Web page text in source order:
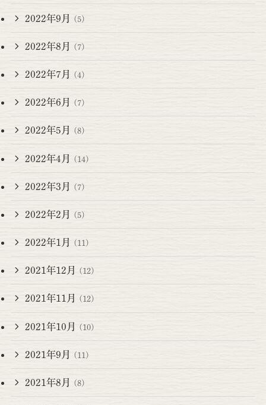
2022年9月 (5)
2022年8月 (7)
2022年7月 (4)
2022年6月 (7)
2022年5月 (8)
2022年4月 (14)
2022年3月 (7)
2022年2月 (5)
2022年1月 (11)
2021年12月 (12)
2021年11月 (12)
2021年10月 (10)
2021年9月 (11)
2021年8月 (8)